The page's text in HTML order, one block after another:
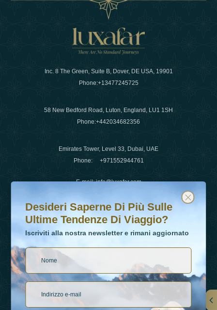
Inc. 8 The Green, Suite B, Dover, DE USA, 19901
Phone:+13477245725
58 New Bedford Road, Luton, England, LU1 1SH
Phone:+442034682356
Emirates Tower, Level 33, Dubai, UAE
Phone: +971552944761
E-mail:info@luxafar.com
WhatsApp No
+442034682356
Collegamenti
Desideri saperne di più sulle ultime tendenze di viaggio?
Iscriviti alla nostra newsletter e rimani aggiornato
Desideri Saperne Di Più Sulle
Ultime Tendenze Di Viaggio?
Iscriviti alla nostra newsletter e rimani aggiornato